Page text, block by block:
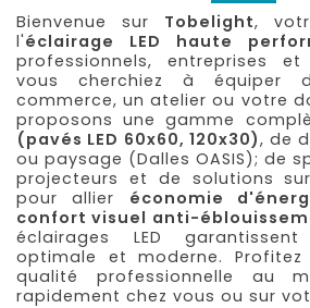
Bienvenue sur Tobelight,
l'éclairage LED haute
professionnels, entreprises
vous cherchiez à équiper
commerce, un atelier ou votre
proposons une gamme
(pavés LED 60x60, 120x30), de
ou paysage (Dalles OASIS); de
projecteurs et de solutions
pour allier économie
confort visuel anti-
éclairages LED
optimale et moderne.
qualité professionnelle au
rapidement chez vous ou sur